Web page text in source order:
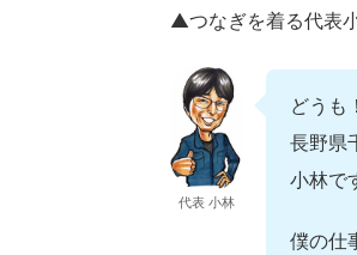
▲つなぎを着る代表
代表 小林
どうも！
長野県
小林で
僕の仕